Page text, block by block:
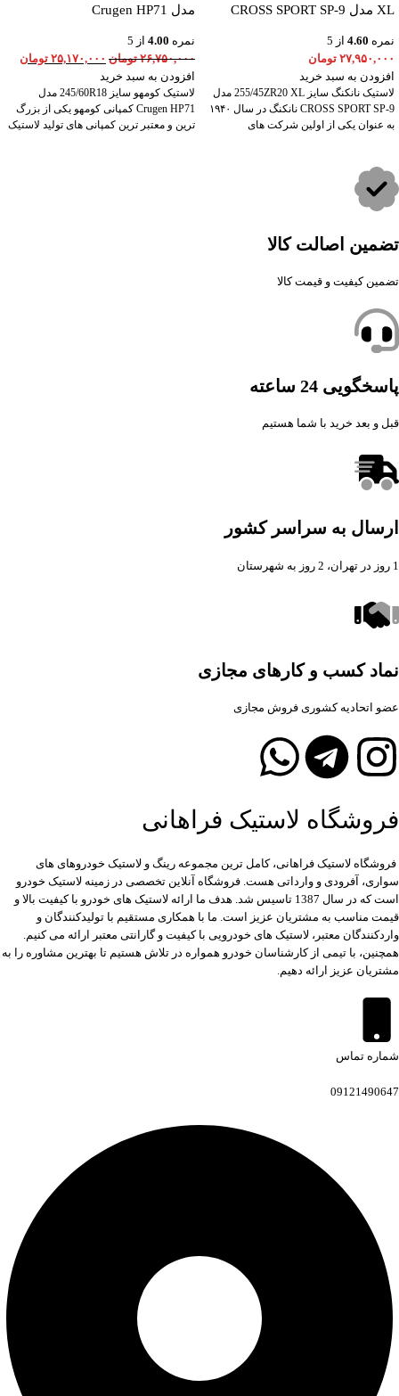
XL مدل CROSS SPORT SP-9
نمره 4.60 از 5
۲۷,۹۵۰,۰۰۰ تومان
افزودن به سبد خرید
لاستیک نانکنگ سایز 255/45ZR20 XL مدل
CROSS SPORT SP-9 نانکنگ در سال ۱۹۴۰
به عنوان یکی از اولین شرکت های
مدل Crugen HP71
نمره 4.00 از 5
۲۶,۷۵۰,۰۰۰ تومان ۲۵,۱۷۰,۰۰۰ تومان
افزودن به سبد خرید
لاستیک کومهو سایز 245/60R18 مدل
Crugen HP71 کمپانی کومهو یکی از بزرگ
ترین و معتبر ترین کمپانی های تولید لاستیک
تضمین اصالت کالا
تضمین کیفیت و قیمت کالا
پاسخگویی 24 ساعته
قبل و بعد خرید با شما هستیم
ارسال به سراسر کشور
1 روز در تهران، 2 روز به شهرستان
نماد کسب و کارهای مجازی
عضو اتحادیه کشوری فروش مجازی
فروشگاه لاستیک فراهانی
فروشگاه لاستیک فراهانی، کامل ترین مجموعه رینگ و لاستیک خودروهای های
سواری، آفرودی و وارداتی هست. فروشگاه آنلاین تخصصی در زمینه لاستیک خودرو
است که در سال 1387 تاسیس شد. هدف ما ارائه لاستیک های خودرو با کیفیت بالا و
قیمت مناسب به مشتریان عزیز است. ما با همکاری مستقیم با تولیدکنندگان و
واردکنندگان معتبر، لاستیک های خودرویی با کیفیت و گارانتی معتبر ارائه می کنیم.
همچنین، با تیمی از کارشناسان خودرو همواره در تلاش هستیم تا بهترین مشاوره را به
مشتریان عزیز ارائه دهیم.
شماره تماس
09121490647